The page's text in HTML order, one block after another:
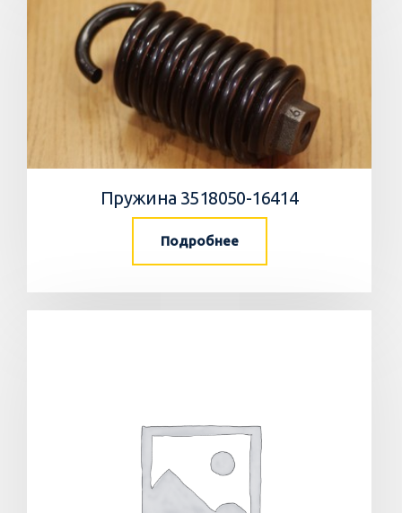
Пружина 3518050-16414
Подробнее